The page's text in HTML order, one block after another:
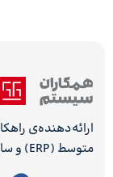
ارائه‌دهنده‌ی
متوسط (ERP) و سازمان‌های دولتی